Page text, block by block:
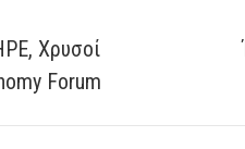
Χρυσοί
Forum